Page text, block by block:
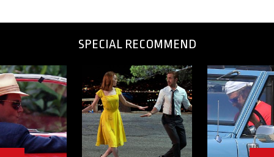
SPECIAL RECOMMEND